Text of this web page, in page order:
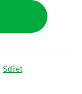
Sdílet